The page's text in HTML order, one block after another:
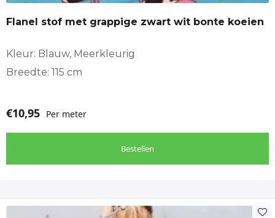
Stof geschikt voor
babykleding, Babynest, Badkleding, Boxkleed, Decoratie,
Flanel stof met grappige zwart wit bonte koeien
Kleur: Blauw, Meerkleurig
Breedte: 115 cm
€10,95 Per meter
Bestellen